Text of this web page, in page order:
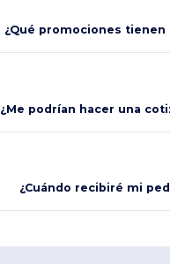
¿Qué promociones tienen
¿Me podrían hacer una
¿Cuándo recibiré mi